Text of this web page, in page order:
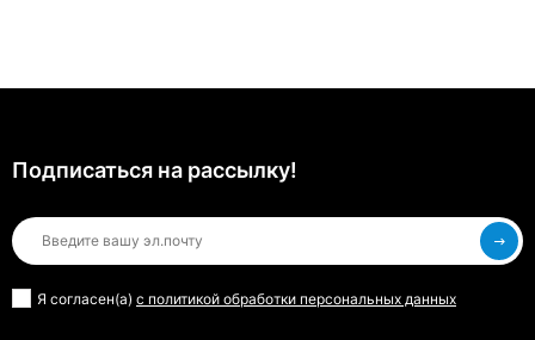
Подписаться на рассылкy!
Я согласен(a) с политикой обработки персональных данных